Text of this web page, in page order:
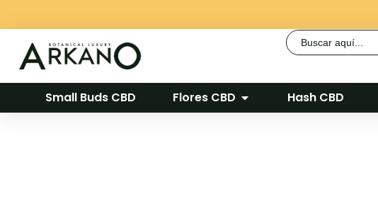
Buscar:
Small Buds CBD Flores CBD Hash CBD